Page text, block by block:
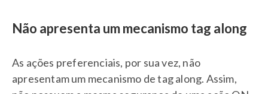
Não apresenta um mecanismo tag along
As ações preferenciais, por sua vez, não
apresentam um mecanismo de tag along. Assim,